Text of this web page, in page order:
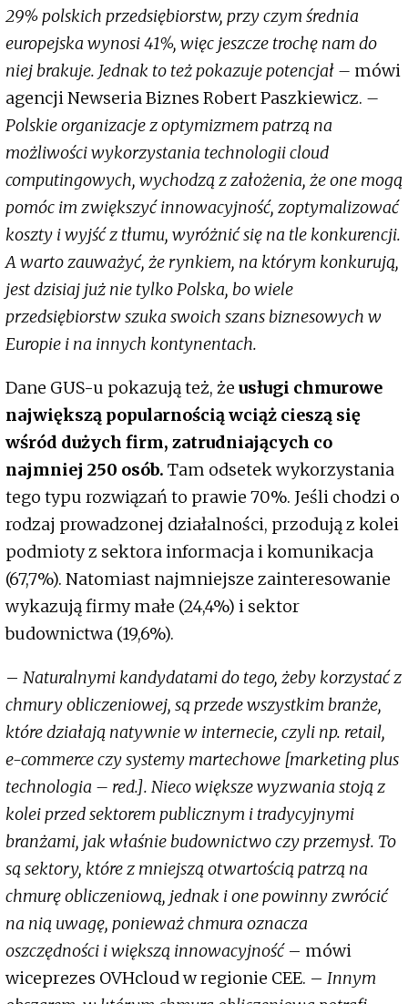
29% polskich przedsiębiorstw, przy czym średnia
europejska wynosi 41%, więc jeszcze trochę nam do
niej brakuje. Jednak to też pokazuje potencjał – mówi
agencji Newseria Biznes Robert Paszkiewicz. –
Polskie organizacje z optymizmem patrzą na
możliwości wykorzystania technologii cloud
computingowych, wychodzą z założenia, że one mogą
pomóc im zwiększyć innowacyjność, zoptymalizować
koszty i wyjść z tłumu, wyróżnić się na tle konkurencji.
A warto zauważyć, że rynkiem, na którym konkurują,
jest dzisiaj już nie tylko Polska, bo wiele
przedsiębiorstw szuka swoich szans biznesowych w
Europie i na innych kontynentach.
Dane GUS-u pokazują też, że usługi chmurowe
największą popularnością wciąż cieszą się
wśród dużych firm, zatrudniających co
najmniej 250 osób. Tam odsetek wykorzystania
tego typu rozwiązań to prawie 70%. Jeśli chodzi o
rodzaj prowadzonej działalności, przodują z kolei
podmioty z sektora informacja i komunikacja
(67,7%). Natomiast najmniejsze zainteresowanie
wykazują firmy małe (24,4%) i sektor
budownictwa (19,6%).
– Naturalnymi kandydatami do tego, żeby korzystać z
chmury obliczeniowej, są przede wszystkim branże,
które działają natywnie w internecie, czyli np. retail,
e-commerce czy systemy martechowe [marketing plus
technologia – red.]. Nieco większe wyzwania stoją z
kolei przed sektorem publicznym i tradycyjnymi
branżami, jak właśnie budownictwo czy przemysł. To
są sektory, które z mniejszą otwartością patrzą na
chmurę obliczeniową, jednak i one powinny zwrócić
na nią uwagę, ponieważ chmura oznacza
oszczędności i większą innowacyjność – mówi
wiceprezes OVHcloud w regionie CEE. – Innym